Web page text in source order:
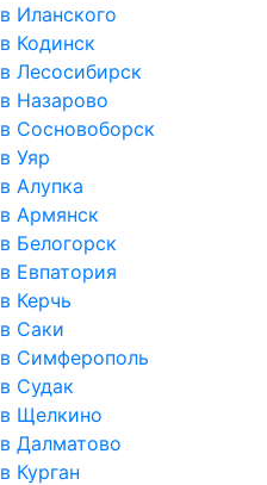
в Иланского
в Кодинск
в Лесосибирск
в Назарово
в Сосновоборск
в Уяр
в Алупка
в Армянск
в Белогорск
в Евпатория
в Керчь
в Саки
в Симферополь
в Судак
в Щелкино
в Далматово
в Курган